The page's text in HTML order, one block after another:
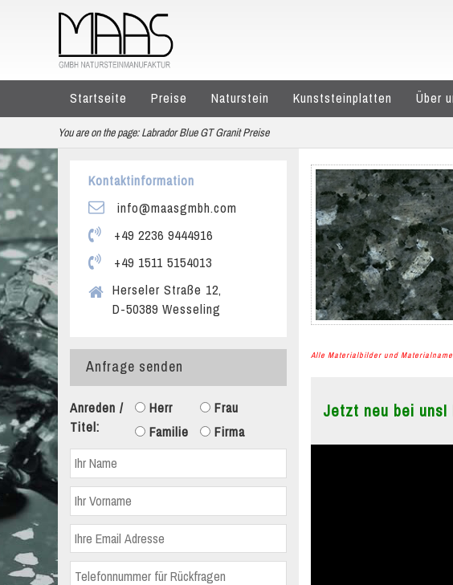
Startseite Preise Naturstein Kunststeinplatten Über
You are on the page: Labrador Blue GT Granit Preise
Alle Materialbilder und
Jetzt neu bei uns!
Kontaktinformation
info@maasgmbh.com
+49 2236 9444916
+49 1511 5154013
Herseler Straße 12,
D-50389 Wesseling
Anfrage senden
Anreden /
Titel:
Herr
Frau
Familie
Firma